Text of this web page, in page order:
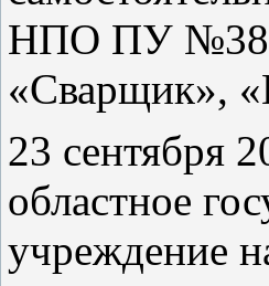
НПО ПУ №38.
«Сварщик»,
23 сентября
областное
учреждение